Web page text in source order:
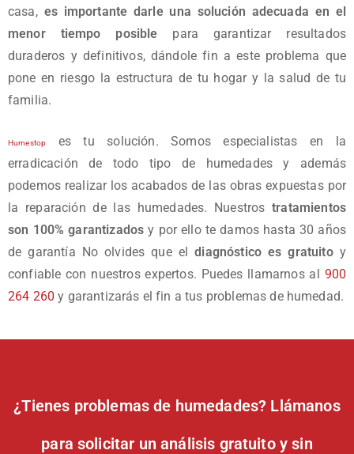
casa, es importante darle una solución adecuada en el
menor tiempo posible para garantizar resultados
duraderos y definitivos, dándole fin a este problema que
pone en riesgo la estructura de tu hogar y la salud de tu
familia.
Humestop
es tu solución. Somos especialistas en la
erradicación de todo tipo de humedades y además
podemos realizar los acabados de las obras expuestas por
la reparación de las humedades. Nuestrostratamientos
son 100% garantizados y por ello te damos hasta 30 años
de garantía No olvides que eldiagnóstico es gratuitoy
confiable con nuestros expertos. Puedes llamarnos al 900
264 260 y garantizarás el fin a tus problemas de humedad.
¿Tienes problemas de humedades? Llámanos
para solicitar un análisis gratuito y sin